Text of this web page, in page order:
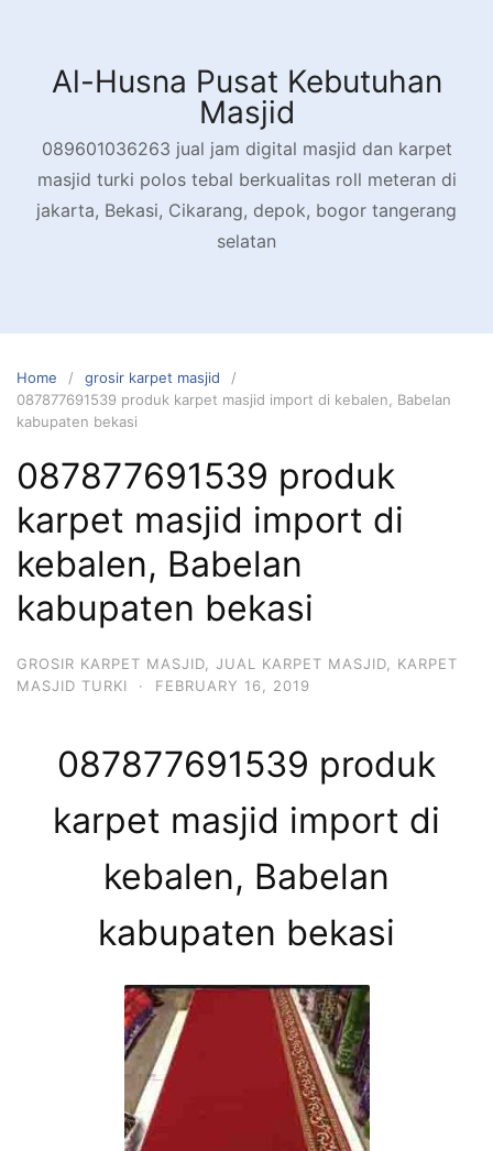
contentAl-Husna Pusat Kebutuhan
Masjid
089601036263 jual jam digital masjid dan karpet
masjid turki polos tebal berkualitas roll meteran di
jakarta, Bekasi, Cikarang, depok, bogor tangerang
selatan
Home
grosir karpet masjid
087877691539 produk karpet masjid import di kebalen, Babelan
kabupaten bekasi
087877691539 produk
karpet masjid import di
kebalen, Babelan
kabupaten bekasi
GROSIR KARPET MASJID JUAL KARPET MASJID
KARPET
MASJID TURKI
· FEBRUARY 16, 2019
087877691539 produk
karpet masjid import di
kebalen, Babelan
kabupaten bekasi